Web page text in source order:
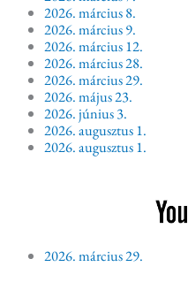
2026. március 8.
2026. március 9.
2026. március 12.
2026. március 28.
2026. március 29.
2026. május 23.
2026. június 3.
2026. augusztus 1.
2026. augusztus 1.
2026. március 29.